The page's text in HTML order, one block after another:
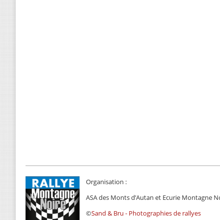
Organisation :
ASA des Monts d’Autan et Ecurie Montagne
©Sand & Bru - Photographies de rallyes